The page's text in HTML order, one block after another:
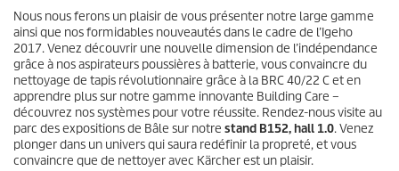
Nous nous ferons un plaisir de vous présenter notre large gamme
ainsi que nos formidables nouveautés dans le cadre de l’Igeho
2017. Venez découvrir une nouvelle dimension de l’indépendance
grâce à nos aspirateurs poussières à batterie, vous convaincre du
nettoyage de tapis révolutionnaire grâce à la BRC 40/22 C et en
apprendre plus sur notre gamme innovante Building Care –
découvrez nos systèmes pour votre réussite. Rendez-nous visite au
parc des expositions de Bâle sur notre stand B152, hall 1.0. Venez
plonger dans un univers qui saura redéfinir la propreté, et vous
convaincre que de nettoyer avec Kärcher est un plaisir.